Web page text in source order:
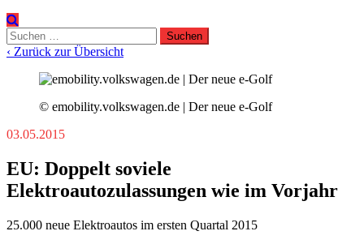
Suchen
nach:
‹ Zurück zur Übersicht
© emobility.volkswagen.de | Der neue e-Golf
03.05.2015
EU: Doppelt soviele
Elektroautozulassungen wie im Vorjahr
25.000 neue Elektroautos im ersten Quartal 2015